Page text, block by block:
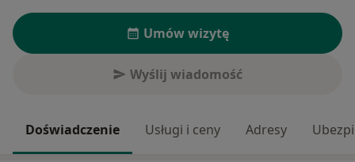
Umów wizytę
Wyślij wiadomość
Doświadczenie Usługi i ceny Adresy